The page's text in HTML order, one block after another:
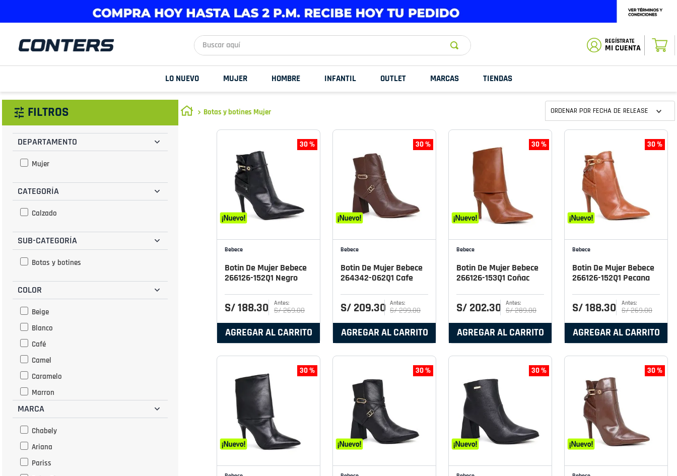
Buscar aquí
MI CUENTA
LO NUEVO MUJER HOMBRE INFANTIL OUTLET MARCAS TIENDAS
FILTROS
DEPARTAMENTO
Mujer
CATEGORÍA
Calzado
SUB-CATEGORÍA
Botas y botines
COLOR
Beige
Blanco
Café
Camel
Caramelo
Marron
Negro
MARCA
Chabely
Ariana
Pariss
Botas y botines Mujer ORDENAR POR FECHA DE RELEASE
30 %
Bebece
Botin De Mujer Bebece
266126-152Q1 Negro
S/188.30 S/269.00
AGREGAR AL CARRITO
30 %
Bebece
Botin De Mujer Bebece
264342-062Q1 Cafe
S/ 209.30 S/299.00
AGREGAR AL CARRITO
30 %
Bebece
Botin De Mujer Bebece
266126-153Q1 Coñac
S/ 202.30 S/289.00
AGREGAR AL CARRITO
30 %
Bebece
Botin De Mujer Bebece
266126-152Q1 Pecana
S/188.30 S/269.00
AGREGAR AL CARRITO
30 % 30 % 30 % 30 %